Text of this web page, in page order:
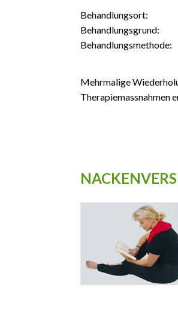
Behandlungsort:
Behandlungsgrund:
Behandlungsmethode:
Mehrmalige
Therapiemassnahmen